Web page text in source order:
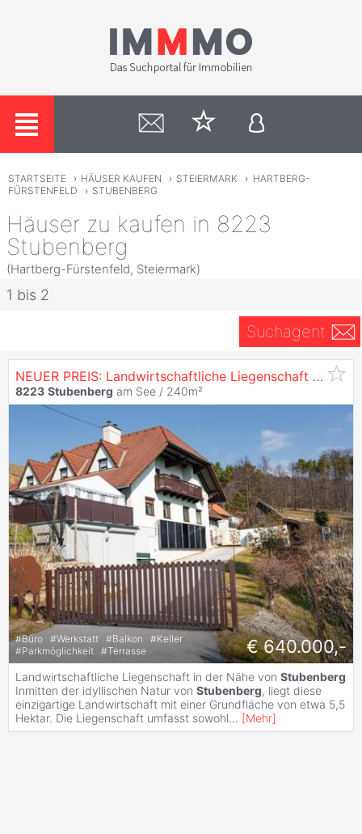
STARTSEITE › HÄUSER KAUFEN › STEIERMARK › HARTBERG-
FÜRSTENFELD
› STUBENBERG
Häuser zu kaufen in 8223
Stubenberg
(Hartberg-Fürstenfeld, Steiermark)
1 bis 2
Suchagent
NEUER PREIS: Landwirtschaftliche Liegenschaft nahe
8223 Stubenberg am See / 240m²
#Büro #Werkstatt #Balkon #Keller
#Parkmöglichkeit #Terrasse € 640.000,-
Landwirtschaftliche Liegenschaft in der Nähe von Stubenberg
Inmitten der idyllischen Natur von Stubenberg, liegt diese
einzigartige Landwirtschaft mit einer Grundfläche von etwa 5,5
Hektar. Die Liegenschaft umfasst sowohl... [Mehr]